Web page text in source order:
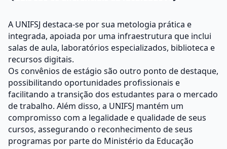
A UNIFSJ destaca-se por sua metologia prática e
integrada, apoiada por uma infraestrutura que inclui
salas de aula, laboratórios especializados, biblioteca e
recursos digitais.
Os convênios de estágio são outro ponto de destaque,
possibilitando oportunidades profissionais e
facilitando a transição dos estudantes para o mercado
de trabalho. Além disso, a UNIFSJ mantém um
compromisso com a legalidade e qualidade de seus
cursos, assegurando o reconhecimento de seus
programas por parte do Ministério da Educação